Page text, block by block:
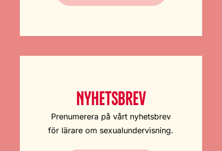
NYHETSBREV
Prenumerera på vårt nyhetsbrev
för lärare om sexualundervisning.